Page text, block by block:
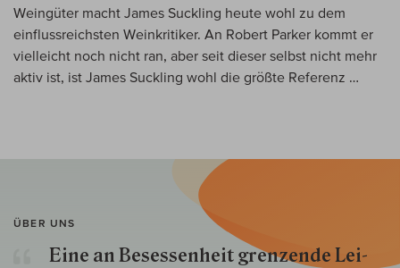
Weingüter macht James Suckling heute wohl zu dem
einflussreichsten Weinkritiker. An Robert Parker kommt er
vielleicht noch nicht ran, aber seit dieser selbst nicht mehr
aktiv ist, ist James Suckling wohl die größte Referenz …
ÜBER UNS
Eine an Besessenheit gren­zende Lei­